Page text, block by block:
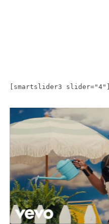
[smartslider3 slider="4"]